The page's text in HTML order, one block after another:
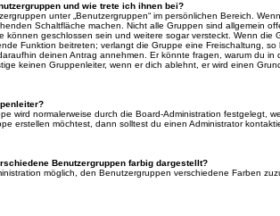
und wie trete ich ihnen bei?
unter „Benutzergruppen“ im persönlichen Bereich.
Schaltfläche machen. Nicht alle Gruppen sind allgemein
können geschlossen sein und weitere sogar versteckt. Wenn die
Funktion beitreten; verlangt die Gruppe eine Freischaltung,
deinen Antrag annehmen. Er könnte fragen, warum du in
keinen Gruppenleiter, wenn er dich ablehnt, er wird einen
wird normalerweise durch die Board-Administration festgelegt,
erstellen möchtest, dann solltest du einen Administrator
Benutzergruppen farbig dargestellt?
möglich, den Benutzergruppen verschiedene Farben